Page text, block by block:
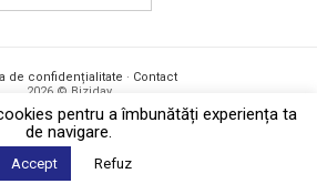
de confidențialitate · Contact
2026 © Biziday
pentru a îmbunătăți experiența ta
de navigare.
Accept Refuz